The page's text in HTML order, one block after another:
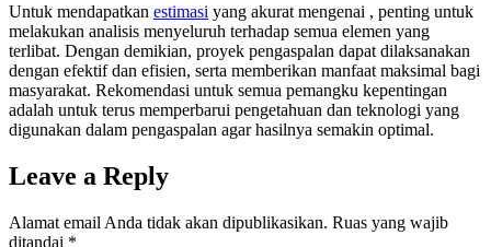
Untuk mendapatkan estimasi yang akurat mengenai , penting untuk
melakukan analisis menyeluruh terhadap semua elemen yang
terlibat. Dengan demikian, proyek pengaspalan dapat dilaksanakan
dengan efektif dan efisien, serta memberikan manfaat maksimal bagi
masyarakat. Rekomendasi untuk semua pemangku kepentingan
adalah untuk terus memperbarui pengetahuan dan teknologi yang
digunakan dalam pengaspalan agar hasilnya semakin optimal.
Leave a Reply
Alamat email Anda tidak akan dipublikasikan. Ruas yang wajib
ditandai *